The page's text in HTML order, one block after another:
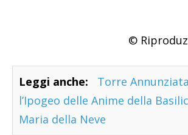
©
Leggi anche:
Torre
l’Ipogeo delle Anime della
Maria della Neve